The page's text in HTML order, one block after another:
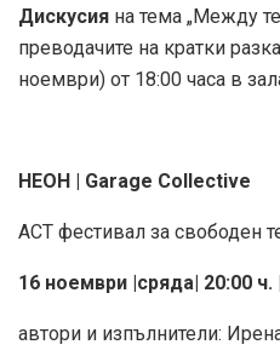
Дискусия на тема „Между
преводачите на кратки
ноември) от 18:00 часа в
НЕОН | Garage Collective
АСТ фестивал за свободен
16 ноември |сряда| 20:00
автори и изпълнители: